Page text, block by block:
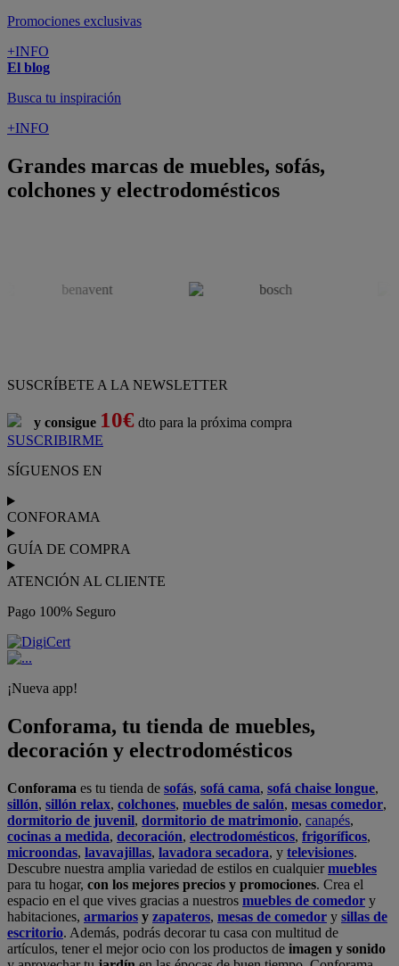
Promociones exclusivas
+INFO
El blog
Busca tu inspiración
+INFO
Grandes marcas de muebles, sofás,
colchones y electrodomésticos
SUSCRÍBETE A LA NEWSLETTER
y consigue 10€ dto para la próxima compra
SUSCRIBIRME
SÍGUENOS EN
CONFORAMA
GUÍA DE COMPRA
ATENCIÓN AL CLIENTE
Pago 100% Seguro
¡Nueva app!
Conforama, tu tienda de muebles,
decoración y electrodomésticos
Conforama es tu tienda de sofás, sofá cama, sofá chaise longue,
sillón, sillón relax, colchones, muebles de salón, mesas comedor,
dormitorio de juvenil, dormitorio de matrimonio, canapés,
cocinas a medida, decoración, electrodomésticos, frigoríficos,
microondas, lavavajillas, lavadora secadora, y televisiones.
Descubre nuestra amplia variedad de estilos en cualquiermuebles
para tu hogar, con los mejores precios y promociones. Crea el
espacio en el que vives gracias a nuestros muebles de comedor y
habitaciones, armarios y zapateros, mesas de comedor y sillas de
escritorio. Además, podrás decorar tu casa con multitud de
artículos, tener el mejor ocio con los productos de imagen y sonido